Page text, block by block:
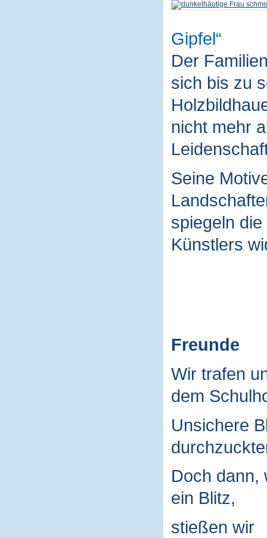
Gipfel
Der
sich bis zu
nicht mehr
Seine
spiegeln
Künstlers
Freunde
Wir trafen
dem
Unsichere
Doch dann,
ein Blitz,
stießen wir